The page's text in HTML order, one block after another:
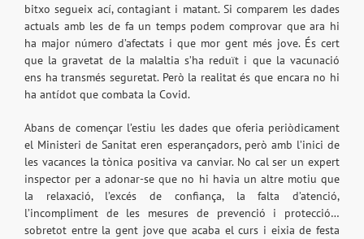
bitxo segueix ací, contagiant i matant. Si comparem les dades
actuals amb les de fa un temps podem comprovar que ara hi
ha major número d’afectats i que mor gent més jove. És cert
que la gravetat de la malaltia s’ha reduït i que la vacunació
ens ha transmés seguretat. Però la realitat és que encara no hi
ha antídot que combata la Covid.
Abans de començar l’estiu les dades que oferia periòdicament
el Ministeri de Sanitat eren esperançadors, però amb l’inici de
les vacances la tònica positiva va canviar. No cal ser un expert
inspector per a adonar-se que no hi havia un altre motiu que
la relaxació, l’excés de confiança, la falta d’atenció,
l’incompliment de les mesures de prevenció i protecció…
sobretot entre la gent jove que acaba el curs i eixia de festa